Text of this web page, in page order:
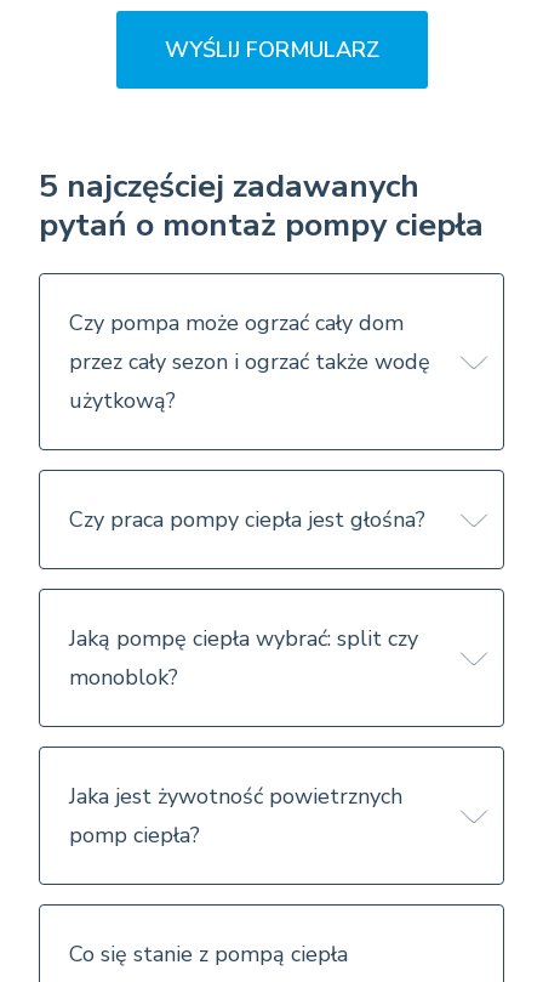
WYŚLIJ FORMULARZ
5 najczęściej zadawanych
pytań o montaż pompy ciepła
Czy pompa może ogrzać cały dom
przez cały sezon i ogrzać także wodę
użytkową?
Czy praca pompy ciepła jest głośna?
Jaką pompę ciepła wybrać: split czy
monoblok?
Jaka jest żywotność powietrznych
pomp ciepła?
Co się stanie z pompą ciepła